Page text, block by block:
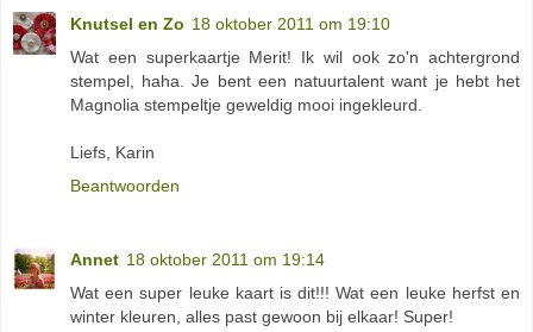
Knutsel en Zo 18 oktober 2011 om 19:10
Wat een superkaartje Merit! Ik wil ook zo'n achtergrond
stempel, haha. Je bent een natuurtalent want je hebt het
Magnolia stempeltje geweldig mooi ingekleurd.
Liefs, Karin
Beantwoorden
Annet 18 oktober 2011 om 19:14
Wat een super leuke kaart is dit!!! Wat een leuke herfst en
winter kleuren, alles past gewoon bij elkaar! Super!